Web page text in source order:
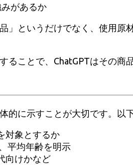
があるか
」というだけでなく、使用原
ることで、ChatGPTはその
的に示すことが大切です。以
対象とするか
平均年齢を明示
向けかなど